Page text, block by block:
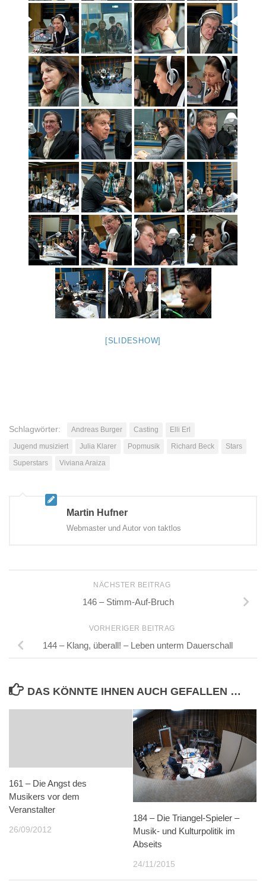
[SLIDESHOW]
Schlagwörter: Andreas Burger Casting
Elli Erl
Jugend musiziert
Julia Klarer Popmusik Richard Beck
Stars
Superstars
Viviana Araiza
Martin Hufner
Webmaster und Autor von taktlos
NÄCHSTER BEITRAG
146 – Stimm-Auf-Bruch
VORHERIGER BEITRAG
144 – Klang, überall! – Leben unterm Dauerschall
DAS KÖNNTE IHNEN AUCH GEFALLEN …
161 – Die Angst des
Musikers vor dem
Veranstalter
26/09/2012
184 – Die Triangel-Spieler –
Musik- und Kulturpolitik im
Abseits
24/11/2015